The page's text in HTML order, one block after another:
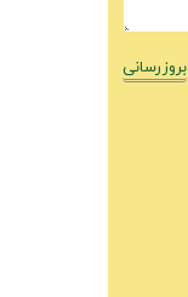
بروزرسانی